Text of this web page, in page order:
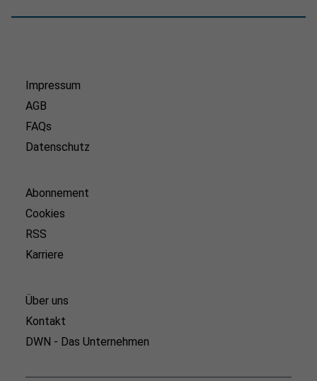
Impressum
AGB
FAQs
Datenschutz
Abonnement
Cookies
RSS
Karriere
Über uns
Kontakt
DWN - Das Unternehmen